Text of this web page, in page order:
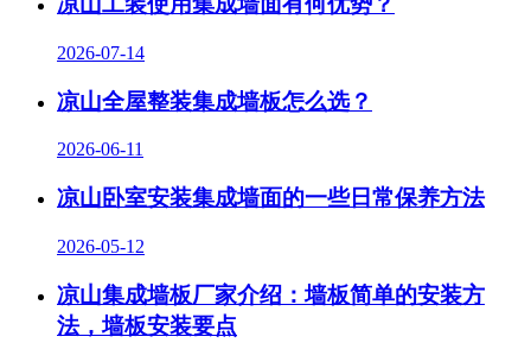
2026-07-14
凉山全屋整装集成墙板怎么选？
2026-06-11
凉山卧室安装集成墙面的一些日常保养方法
2026-05-12
凉山集成墙板厂家介绍：墙板简单的安装方
法，墙板安装要点